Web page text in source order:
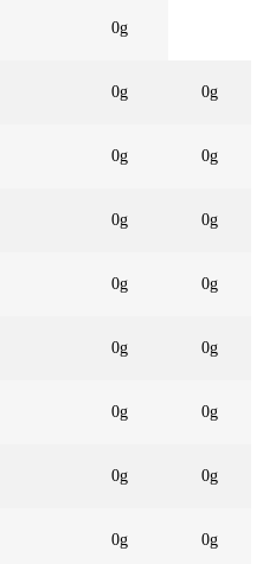
0g
0g 0g
0g 0g
0g 0g
0g 0g
0g 0g
0g 0g
0g 0g
0g 0g